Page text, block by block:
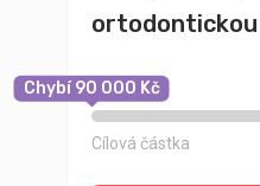
ortodontickou
Chybí 90 000 Kč
Cílová částka